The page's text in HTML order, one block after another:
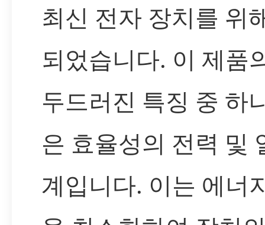
최신 전자 장치를 위
되었습니다. 이 제품
두드러진 특징 중 하
은 효율성의 전력 및
계입니다. 이는 에너